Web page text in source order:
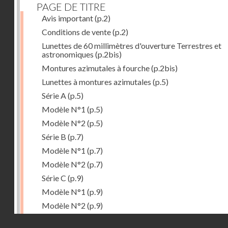
PAGE DE TITRE
Avis important(p.2)
Conditions de vente(p.2)
Lunettes de 60 millimètres d'ouverture Terrestres et
astronomiques (p.2bis)
Montures azimutales à fourche(p.2bis)
Lunettes à montures azimutales (p.5)
Série A (p.5)
Modèle N°1 (p.5)
Modèle N°2 (p.5)
Série B (p.7)
Modèle N°1 (p.7)
Modèle N°2 (p.7)
Série C (p.9)
Modèle N°1 (p.9)
Modèle N°2 (p.9)